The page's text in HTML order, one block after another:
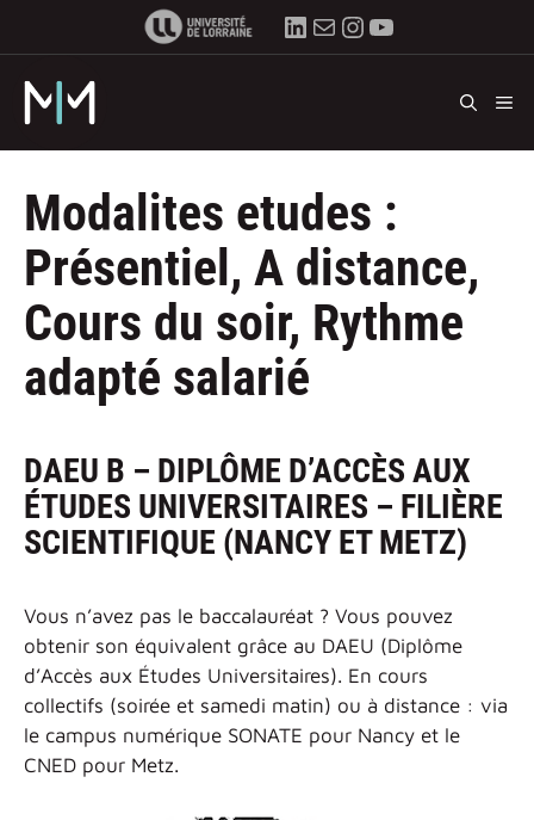
LinkedIn
E-mailInstagram
YouTube
Modalites etudes :
Présentiel, A distance,
Cours du soir, Rythme
adapté salarié
DAEU B – DIPLÔME D’ACCÈS AUX
ÉTUDES UNIVERSITAIRES – FILIÈRE
SCIENTIFIQUE (NANCY ET METZ)
Vous n’avez pas le baccalauréat ? Vous pouvez
obtenir son équivalent grâce au DAEU (Diplôme
d’Accès aux Études Universitaires). En cours
collectifs (soirée et samedi matin) ou à distance : via
le campus numérique SONATE pour Nancy et le
CNED pour Metz.